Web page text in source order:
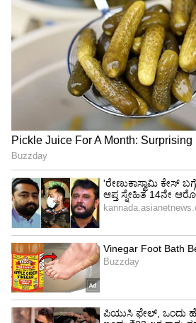
4
7
Image Credit :Instagram